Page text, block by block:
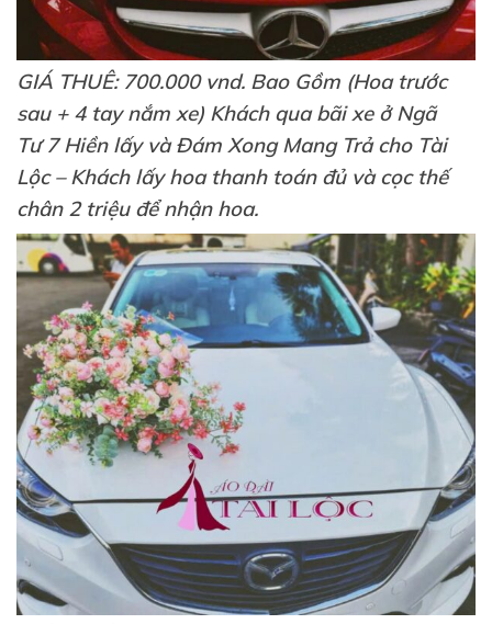
GIÁ THUÊ: 700.000 vnd. Bao Gồm (Hoa trước
sau + 4 tay nắm xe) Khách qua bãi xe ở Ngã
Tư 7 Hiền lấy và Đám Xong Mang Trả cho Tài
Lộc – Khách lấy hoa thanh toán đủ và cọc thế
chân 2 triệu để nhận hoa.